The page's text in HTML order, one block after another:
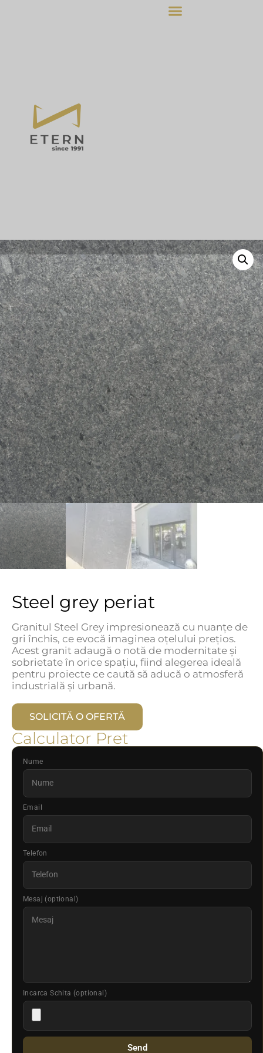
Steel grey periat
Granitul Steel Grey impresionează cu nuanțe de
gri închis, ce evocă imaginea oțelului prețios.
Acest granit adaugă o notă de modernitate și
sobrietate în orice spațiu, fiind alegerea ideală
pentru proiecte ce caută să aducă o atmosferă
industrială și urbană.
SOLICITĂ O OFERTĂ
Calculator Pret
Nume
Email
Telefon
Mesaj (optional)
Incarca Schita (optional)
Send